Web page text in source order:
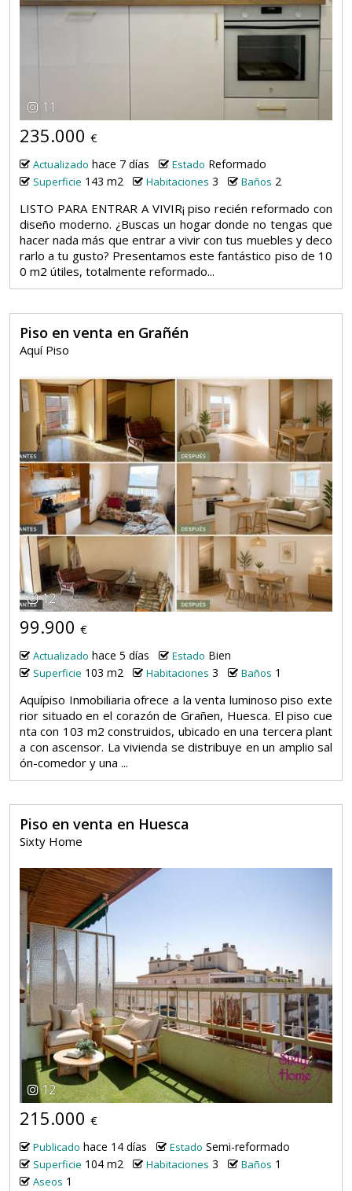
11
235.000 €
Actualizado hace 7 días Estado Reformado
Superficie 143 m2 Habitaciones 3 Baños 2
LISTO PARA ENTRAR A VIVIR¡ piso recién reformado con
diseño moderno. ¿Buscas un hogar donde no tengas que
hacer nada más que entrar a vivir con tus muebles y deco
rarlo a tu gusto? Presentamos este fantástico piso de 10
0 m2 útiles, totalmente reformado...
Piso en venta en Grañén
Aquí Piso
12
99.900 €
Actualizado hace 5 días Estado Bien
Superficie 103 m2 Habitaciones 3 Baños 1
Aquípiso Inmobiliaria ofrece a la venta luminoso piso exte
rior situado en el corazón de Grañen, Huesca. El piso cue
nta con 103 m2 construidos, ubicado en una tercera plant
a con ascensor. La vivienda se distribuye en un amplio sal
ón-comedor y una ...
Piso en venta en Huesca
Sixty Home
12
215.000 €
Publicado hace 14 días Estado Semi-reformado
Superficie 104 m2 Habitaciones 3 Baños 1
Aseos 1